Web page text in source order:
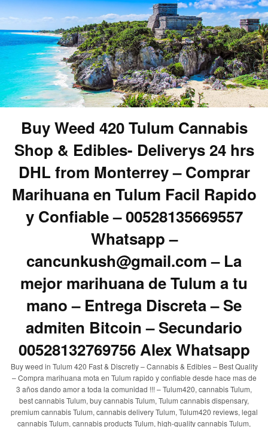
Buy Weed 420 Tulum Cannabis
Shop & Edibles- Deliverys 24 hrs
DHL from Monterrey – Comprar
Marihuana en Tulum Facil Rapido
y Confiable – 00528135669557
Whatsapp –
cancunkush@gmail.com – La
mejor marihuana de Tulum a tu
mano – Entrega Discreta – Se
admiten Bitcoin – Secundario
00528132769756 Alex Whatsapp
Buy weed in Tulum 420 Fast & Discretly – Cannabis & Edibles – Best Quality
– Compra marihuana mota en Tulum rapido y confiable desde hace mas de
3 años dando amor a toda la comunidad !!! – Tulum420, cannabis Tulum,
best cannabis Tulum, buy cannabis Tulum, Tulum cannabis dispensary,
premium cannabis Tulum, cannabis delivery Tulum, Tulum420 reviews, legal
cannabis Tulum, cannabis products Tulum, high-quality cannabis Tulum,